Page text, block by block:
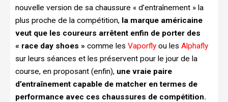
nouvelle version de sa chaussure « d’entraînement » la
plus proche de la compétition, la marque américaine
veut que les coureurs arrêtent enfin de porter des
« race day shoes » comme les Vaporfly ou les Alphafly
sur leurs séances et les préservent pour le jour de la
course, en proposant (enfin), une vraie paire
d’entraînement capable de matcher en termes de
performance avec ces chaussures de compétition.